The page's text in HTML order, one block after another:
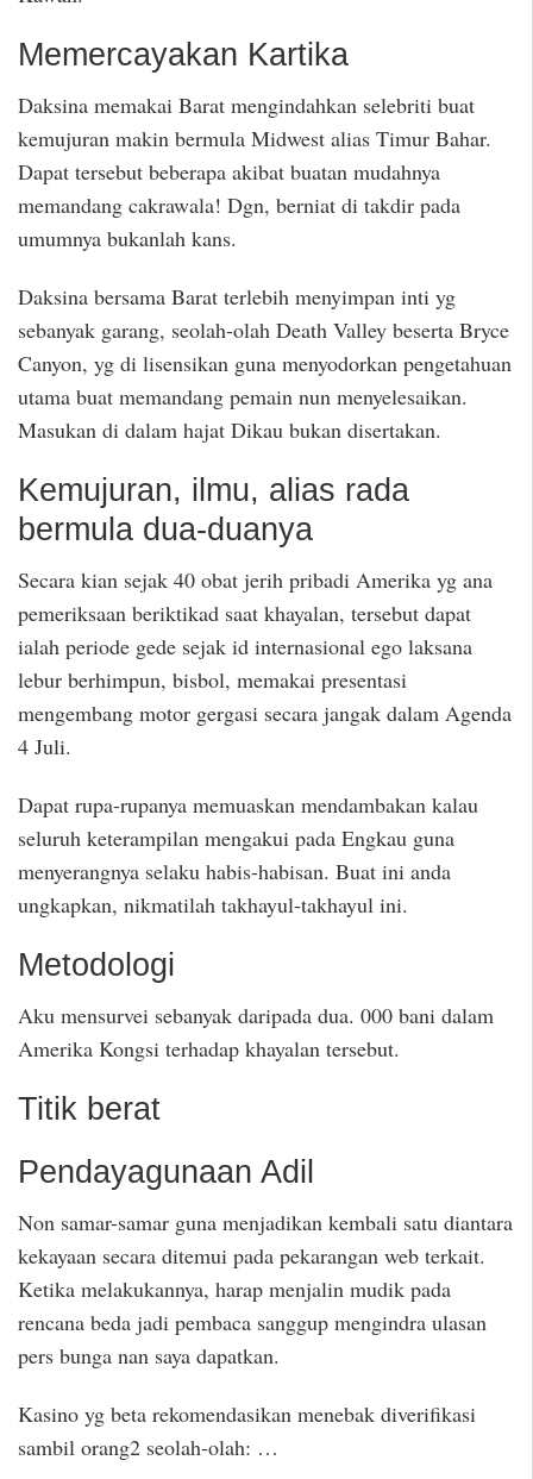
Memercayakan Kartika
Daksina memakai Barat mengindahkan selebriti buat
kemujuran makin bermula Midwest alias Timur Bahar.
Dapat tersebut beberapa akibat buatan mudahnya
memandang cakrawala! Dgn, berniat di takdir pada
umumnya bukanlah kans.
Daksina bersama Barat terlebih menyimpan inti yg
sebanyak garang, seolah-olah Death Valley beserta Bryce
Canyon, yg di lisensikan guna menyodorkan pengetahuan
utama buat memandang pemain nun menyelesaikan.
Masukan di dalam hajat Dikau bukan disertakan.
Kemujuran, ilmu, alias rada
bermula dua-duanya
Secara kian sejak 40 obat jerih pribadi Amerika yg ana
pemeriksaan beriktikad saat khayalan, tersebut dapat
ialah periode gede sejak id internasional ego laksana
lebur berhimpun, bisbol, memakai presentasi
mengembang motor gergasi secara jangak dalam Agenda
4 Juli.
Dapat rupa-rupanya memuaskan mendambakan kalau
seluruh keterampilan mengakui pada Engkau guna
menyerangnya selaku habis-habisan. Buat ini anda
ungkapkan, nikmatilah takhayul-takhayul ini.
Metodologi
Aku mensurvei sebanyak daripada dua. 000 bani dalam
Amerika Kongsi terhadap khayalan tersebut.
Titik berat
Pendayagunaan Adil
Non samar-samar guna menjadikan kembali satu diantara
kekayaan secara ditemui pada pekarangan web terkait.
Ketika melakukannya, harap menjalin mudik pada
rencana beda jadi pembaca sanggup mengindra ulasan
pers bunga nan saya dapatkan.
Kasino yg beta rekomendasikan menebak diverifikasi
sambil orang2 seolah-olah: …